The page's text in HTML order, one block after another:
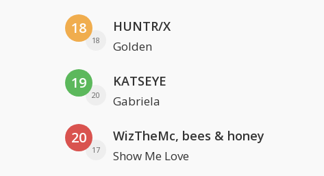
18
18
HUNTR/X
Golden
19
20
KATSEYE
Gabriela
20
17
WizTheMc, bees & honey
Show Me Love